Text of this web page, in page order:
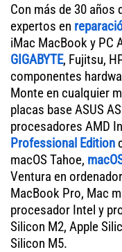
Con más de 30 años
expertos en
iMac MacBook y PC
GIGABYTE, Fujitsu,
componentes
Monte en cualquier
placas base ASUS
procesadores AMD
Professional Edition
macOS Tahoe,
Ventura en
MacBook Pro, Mac
procesador Intel y
Silicon M2, Apple
Silicon M5.